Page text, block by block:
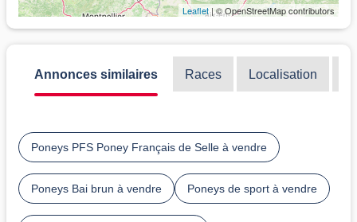
Leaflet| © OpenStreetMap contributors
Annonces similaires Races Localisation
Poneys PFS Poney Français de Selle à vendre
Poneys Bai brun à vendre Poneys de sport à vendre